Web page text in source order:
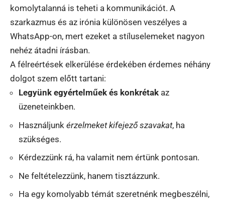
komolytalanná is teheti a kommunikációt. A
szarkazmus és az irónia különösen veszélyes a
WhatsApp-on, mert ezeket a stíluselemeket nagyon
nehéz átadni írásban.
A félreértések elkerülése érdekében érdemes néhány
dolgot szem előtt tartani:
Legyünk egyértelműek és konkrétak az
üzeneteinkben.
Használjunk érzelmeket kifejező szavakat, ha
szükséges.
Kérdezzünk rá, ha valamit nem értünk pontosan.
Ne feltételezzünk, hanem tisztázzunk.
Ha egy komolyabb témát szeretnénk megbeszélni,